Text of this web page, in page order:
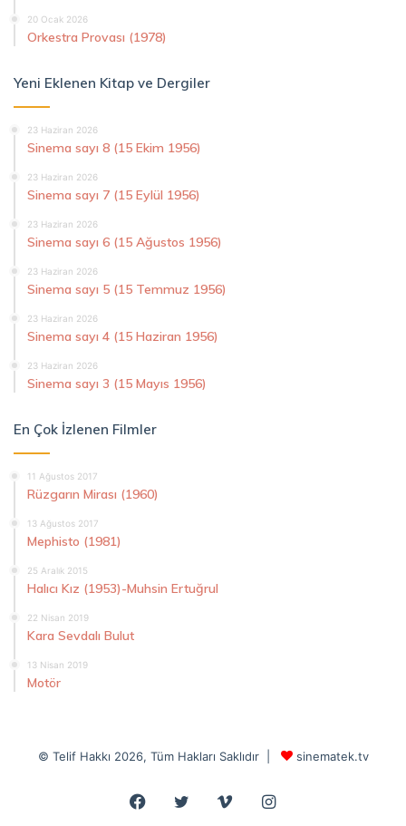
20 Ocak 2026
Orkestra Provası (1978)
Yeni Eklenen Kitap ve Dergiler
23 Haziran 2026
Sinema sayı 8 (15 Ekim 1956)
23 Haziran 2026
Sinema sayı 7 (15 Eylül 1956)
23 Haziran 2026
Sinema sayı 6 (15 Ağustos 1956)
23 Haziran 2026
Sinema sayı 5 (15 Temmuz 1956)
23 Haziran 2026
Sinema sayı 4 (15 Haziran 1956)
23 Haziran 2026
Sinema sayı 3 (15 Mayıs 1956)
En Çok İzlenen Filmler
11 Ağustos 2017
Rüzgarın Mirası (1960)
13 Ağustos 2017
Mephisto (1981)
25 Aralık 2015
Halıcı Kız (1953)-Muhsin Ertuğrul
22 Nisan 2019
Kara Sevdalı Bulut
13 Nisan 2019
Motör
© Telif Hakkı 2026, Tüm Hakları Saklıdır | sinematek.tv
Facebook
Twitter VimeoInstagram